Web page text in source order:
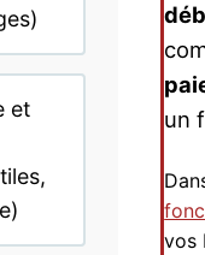
et
un
vos